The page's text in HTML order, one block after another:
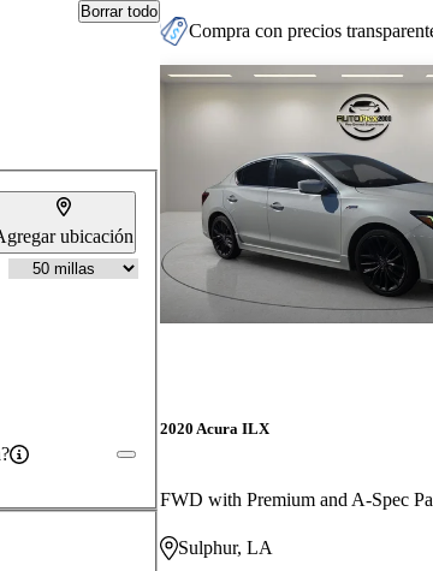
Borrar todo
ubicación
Compra con precios
2020 Acura ILX
Sulphur, LA